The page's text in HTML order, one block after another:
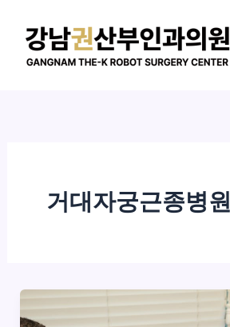
거대자궁근종병원